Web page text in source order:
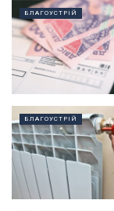
БЛАГОУСТРІЙ
БЛАГОУСТРІЙ